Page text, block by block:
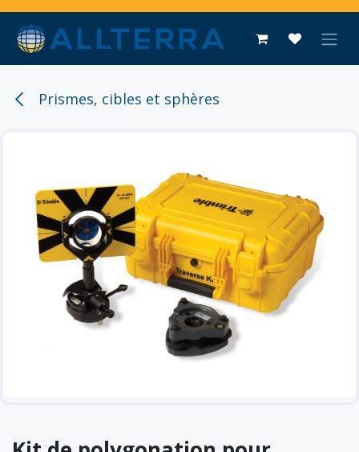
Se rendre au contenu
Prismes, cibles et sphères